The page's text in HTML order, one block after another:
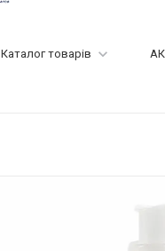
Каталог товарів